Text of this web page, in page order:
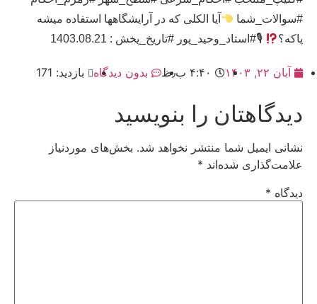
#سوالات_شما
آیا الکلی که در آرایشگاهها استفاده میشه
پاکه؟
🎙#استاد_وحید_پور #تاریخ_پخش : 1403.08.21
آبان ۲۲, ۱۴۰۳ ۴:۴۰ ب٫ظ بدون دیدگاه بازدید: 171
دیدگاهتان را بنویسید
نشانی ایمیل شما منتشر نخواهد شد. بخش‌های موردنیاز
علامت‌گذاری شده‌اند *
دیدگاه *